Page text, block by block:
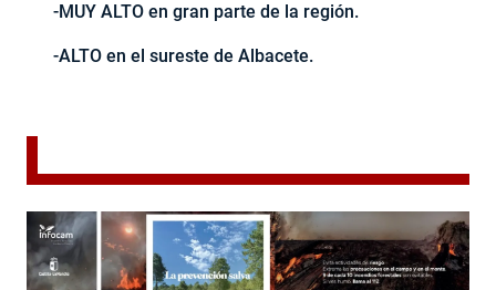
-MUY ALTO en gran parte de la región.
-ALTO en el sureste de Albacete.